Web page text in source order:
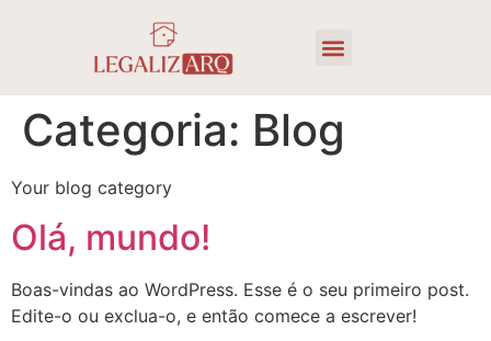
Categoria: Blog
Your blog category
Olá, mundo!
Boas-vindas ao WordPress. Esse é o seu primeiro post.
Edite-o ou exclua-o, e então comece a escrever!